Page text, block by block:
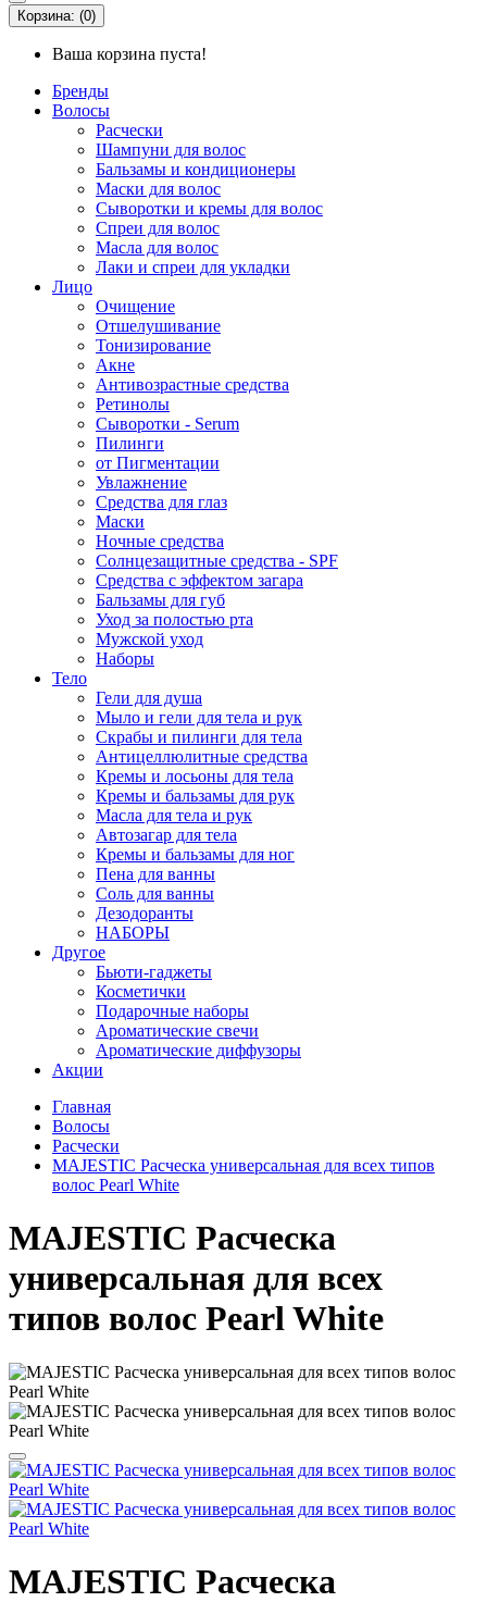
Корзина: (0)
Ваша корзина пуста!
Бренды
Волосы
Расчески
Шампуни для волос
Бальзамы и кондиционеры
Маски для волос
Сыворотки и кремы для волос
Спреи для волос
Масла для волос
Лаки и спреи для укладки
Лицо
Очищение
Отшелушивание
Тонизирование
Акне
Антивозрастные средства
Ретинолы
Сыворотки - Serum
Пилинги
от Пигментации
Увлажнение
Средства для глаз
Маски
Ночные средства
Солнцезащитные средства - SPF
Средства c эффектом загара
Бальзамы для губ
Уход за полостью рта
Мужской уход
Наборы
Тело
Гели для душа
Мыло и гели для тела и рук
Скрабы и пилинги для тела
Антицеллюлитные средства
Кремы и лосьоны для тела
Кремы и бальзамы для рук
Масла для тела и рук
Автозагар для тела
Кремы и бальзамы для ног
Пена для ванны
Соль для ванны
Дезодоранты
НАБОРЫ
Другое
Бьюти-гаджеты
Косметички
Подарочные наборы
Ароматические свечи
Ароматические диффузоры
Акции
Главная
Волосы
Расчески
MAJESTIC Расческа универсальная для всех типов
волос Pearl White
MAJESTIC Расческа
универсальная для всех
типов волос Pearl White
MAJESTIC Расческа